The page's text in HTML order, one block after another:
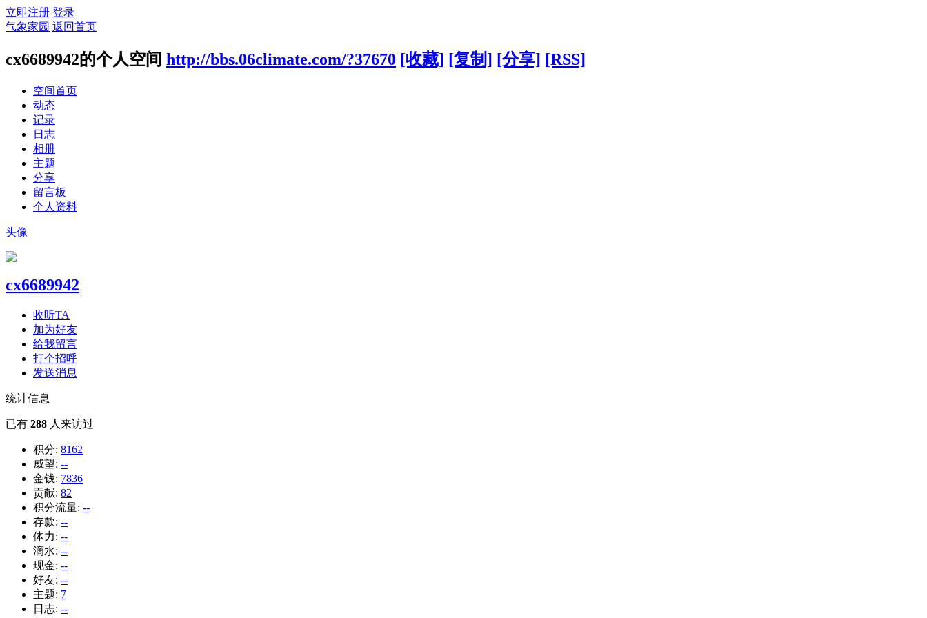
立即注册 登录
气象家园 返回首页
cx6689942的个人空间 http://bbs.06climate.com/?37670 [收藏] [复制] [分享] [RSS]
空间首页
动态
记录
日志
相册
主题
分享
留言板
个人资料
头像
cx6689942
收听TA
加为好友
给我留言
打个招呼
发送消息
统计信息
已有 288 人来访过
积分: 8162
威望: --
金钱: 7836
贡献: 82
积分流量: --
存款: --
体力: --
滴水: --
现金: --
好友: --
主题: 7
日志: --